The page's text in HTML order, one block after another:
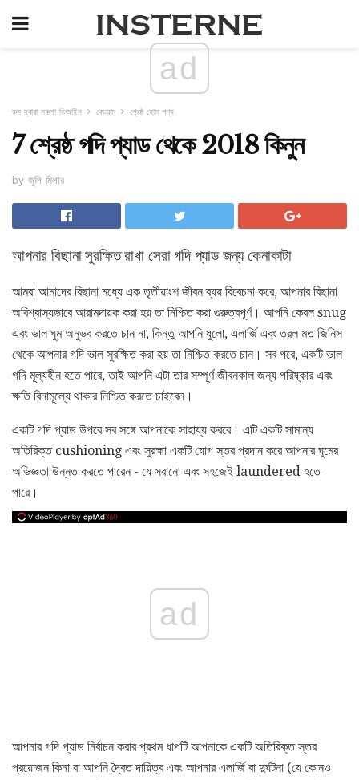
ad
রুম দ্বারা নকশা ডিজাইন বেডরুম শ্রেষ্ঠ হোম পণ্য
7 শ্রেষ্ঠ গদি প্যাড থেকে 2018 কিনুন
by জুলি মিলার
আপনার বিছানা সুরক্ষিত রাখা সেরা গদি প্যাড জন্য কেনাকাটা
আমরা আমাদের বিছানা মধ্যে এক তৃতীয়াংশ জীবন ব্যয় বিবেচনা করে, আপনার বিছানা
অবিশ্বাস্যভাবে আরামদায়ক করা হয় তা নিশ্চিত করা গুরুত্বপূর্ণ। আপনি কেবল snug
এবং ভাল ঘুম অনুভব করতে চান না, কিন্তু আপনি ধুলো, এলার্জি এবং তরল মত জিনিস
থেকে আপনার গদি ভাল সুরক্ষিত করা হয় তা নিশ্চিত করতে চান। সব পরে, একটি ভাল
গদি মূল্যহীন হতে পারে, তাই আপনি এটা তার সম্পূর্ণ জীবনকাল জন্য পরিষ্কার এবং
ক্ষতি বিনামূল্যে থাকার নিশ্চিত করতে চাইবেন।
একটি গদি প্যাড উপরে সব সঙ্গে আপনাকে সাহায্য করবে। এটি একটি সামান্য
অতিরিক্ত cushioning এবং সুরক্ষা একটি যোগ স্তর প্রদান করে আপনার ঘুমের
অভিজ্ঞতা উন্নত করতে পারেন - যে সরানো এবং সহজেই laundered হতে
পারে।
ad
আপনার গদি প্যাড নির্বাচন করার প্রথম ধাপটি আপনাকে একটি অতিরিক্ত স্তর
প্রয়োজন কিনা বা আপনি দ্বৈত দায়িত্ব এবং আপনার এলার্জি বা দুর্ঘটনা (যে কোনও